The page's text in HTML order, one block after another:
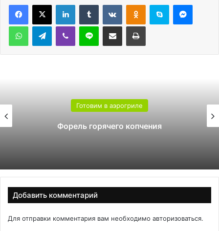
LinkedInTumblr ВконтактеОдноклассники
Skype
WhatsAppTelegramViber Line Поделиться через электронную почту Печатать
Готовим в аэрогриле
Форель горячего копчения
Добавить комментарий
Для отправки комментария вам необходимо авторизоваться.